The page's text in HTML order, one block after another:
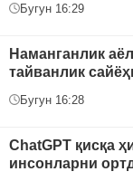
Бугун 16:29
Наманганлик
тайванлик
Бугун 16:28
ChatGPT қисқа
инсонларни